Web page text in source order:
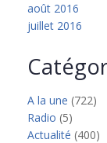
août 2016
juillet 2016
A la une (722)
Radio (5)
Actualité (400)